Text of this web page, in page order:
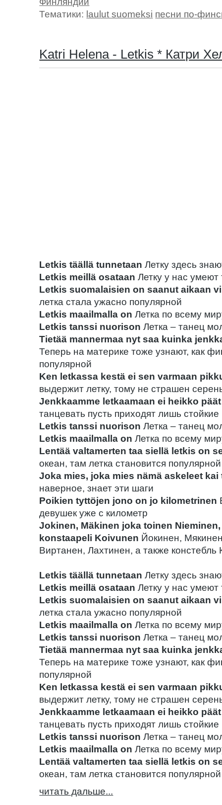
Тематики: laulut suomeksi песни по-
Katri Helena - Letkis * Катри
Letkis täällä tunnetaan Летку здесь
Letkis meillä osataan Летку у нас умеют
Letkis suomalaisien on saanut aikaan
летка стала ужасно популярной
Letkis maailmalla on Летка по всему
Letkis tanssi nuorison Летка – танец
Tietää mannermaa nyt saa kuinka
Теперь на материке тоже узнают, как
популярной
Ken letkassa kestä ei sen varmaan
выдержит летку, тому не страшен
Jenkkaamme letkaamaan ei heikko
танцевать пусть приходят лишь стойкие
Letkis tanssi nuorison Летка – танец
Letkis maailmalla on Летка по всему
Lentää valtamerten taa siellä letkis on
океан, там летка становится популярной
Joka mies, joka mies nämä askeleet kai
наверное, знает эти шаги
Poikien tyttöjen jono on jo kilometrinen
девушек уже с километр
Jokinen, Mäkinen joka toinen
konstaapeli Koivunen Йокинен,
Виртанен, Лахтинен, а также констебль
Letkis täällä tunnetaan Летку здесь
Letkis meillä osataan Летку у нас умеют
Letkis suomalaisien on saanut aikaan
летка стала ужасно популярной
Letkis maailmalla on Летка по всему
Letkis tanssi nuorison Летка – танец
Tietää mannermaa nyt saa kuinka
Теперь на материке тоже узнают, как
популярной
Ken letkassa kestä ei sen varmaan
выдержит летку, тому не страшен
Jenkkaamme letkaamaan ei heikko
танцевать пусть приходят лишь стойкие
Letkis tanssi nuorison Летка – танец
Letkis maailmalla on Летка по всему
Lentää valtamerten taa siellä letkis on
океан, там летка становится популярной
читать дальше...